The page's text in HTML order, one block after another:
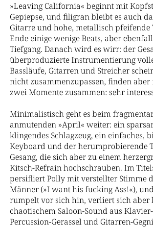
»Leaving California« beginnt mit
Gepiepse, und filigran bleibt es auch
Gitarre und hohe, metallisch pfeifende
Ende einige wenige Beats, aber
Tiefgang. Danach wird es wirr: der
überproduzierte Instrumentierung
Bassläufe, Gitarren und Streicher
nicht zusammenzupassen, finden
zwei Momente zusammen: sehr
Minimalistisch geht es beim
anmutenden »April« weiter: ein
klingendes Schlagzeug, ein einfaches,
Keyboard und der herumprobierende
Gesang, die sich aber zu einem
Kitsch-Refrain hochschrauben. Im
persifliert Polly mit verstellter Stimme
Männer (»I want his fucking Ass!«),
rumpelt vor sich hin, verliert sich aber
chaotischem Saloon-Sound aus
Percussion-Gerassel und Gitarren-